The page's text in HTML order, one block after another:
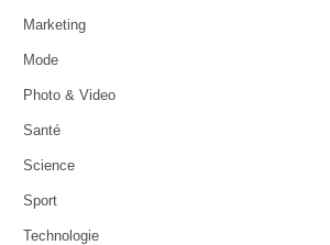
Marketing
Mode
Photo & Video
Santé
Science
Sport
Technologie